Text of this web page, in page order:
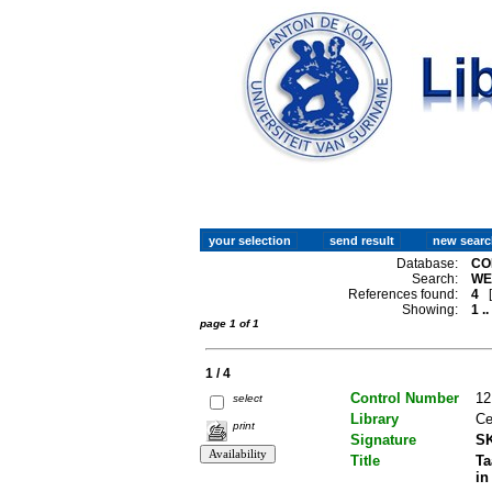
Database:
Search:
References found:
4 [
Showing:
1 ..
page 1 of 1
1 / 4
select
print
Control Number
Library
Signature
Title
in